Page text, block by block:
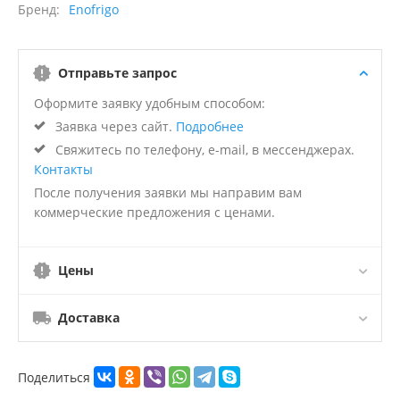
Бренд
Enofrigo
Отправьте запрос
Оформите заявку удобным способом:
Заявка через сайт. Подробнее
Свяжитесь по телефону, e-mail, в мессенджерах.
Контакты
После получения заявки мы направим вам
коммерческие предложения с ценами.
Цены
Доставка
Поделиться